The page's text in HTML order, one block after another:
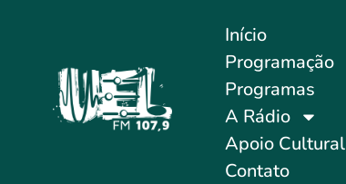
Início
Programação
Programas
A Rádio
Apoio Cultural
Contato